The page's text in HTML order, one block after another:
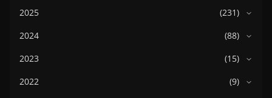
2025
(231)
2024
(88)
2023
(15)
2022
(9)